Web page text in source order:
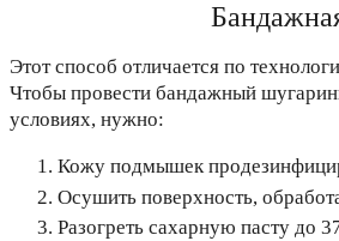
Этот способ отличается по
Чтобы провести бандажный
условиях, нужно:
Кожу подмышек
Осушить поверхность,
Разогреть сахарную пасту до